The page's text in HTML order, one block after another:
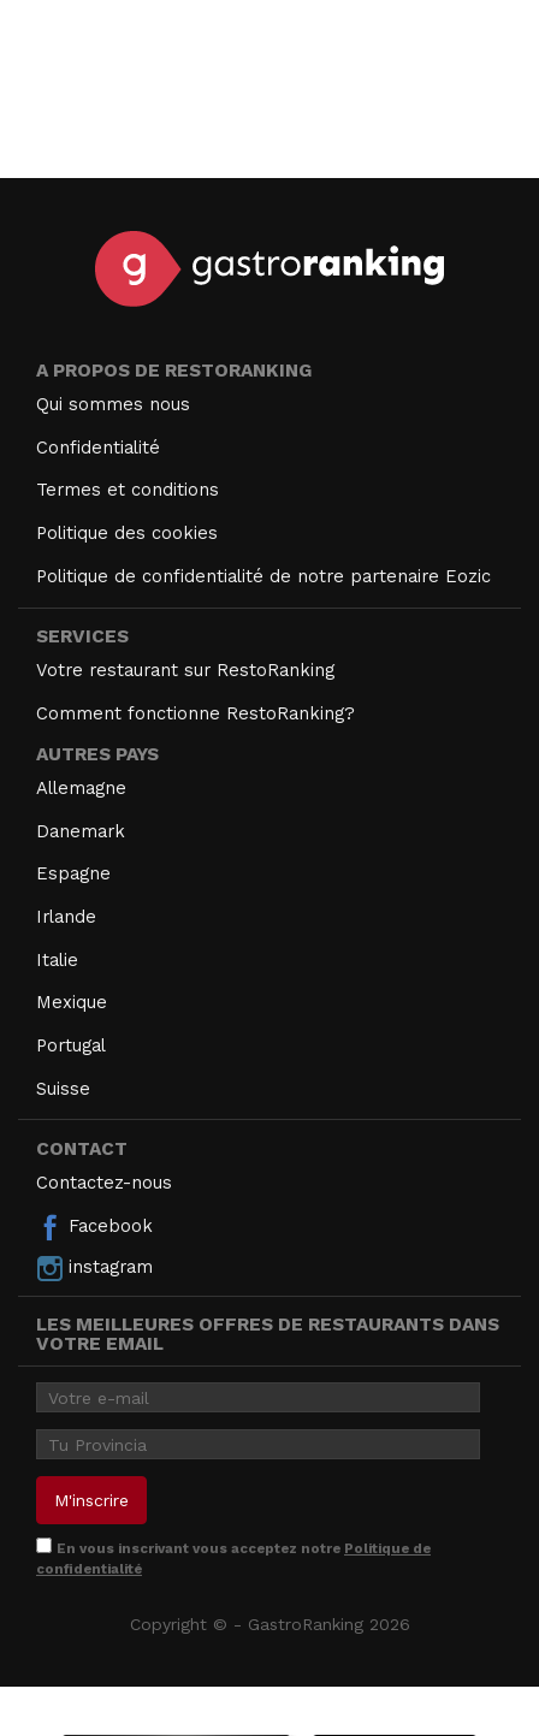
A PROPOS DE RESTORANKING
Qui sommes nous
Confidentialité
Termes et conditions
Politique des cookies
Politique de confidentialité de notre partenaire Eozic
SERVICES
Votre restaurant sur RestoRanking
Comment fonctionne RestoRanking?
AUTRES PAYS
Allemagne
Danemark
Espagne
Irlande
Italie
Mexique
Portugal
Suisse
CONTACT
Contactez-nous
Facebook
instagram
LES MEILLEURES OFFRES DE RESTAURANTS DANS
VOTRE EMAIL
En vous inscrivant vous acceptez notre Politique de
confidentialité
Copyright © - GastroRanking 2026